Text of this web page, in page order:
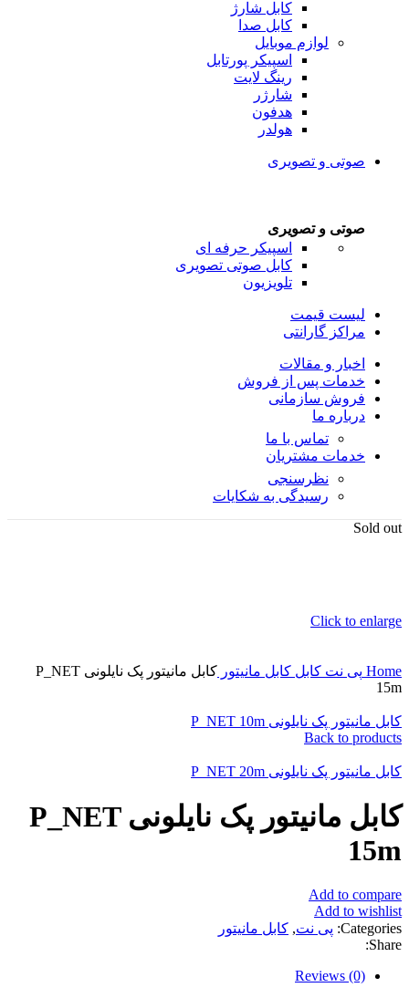
کابل شارژ
کابل صدا
لوازم موبایل
اسپیکر پورتابل
رینگ لایت
شارژر
هدفون
هولدر
صوتی و تصویری
صوتی و تصویری
اسپیکر حرفه ای
کابل صوتی تصویری
تلویزیون
لیست قیمت
مراکز گارانتی
اخبار و مقالات
خدمات پس از فروش
فروش سازمانی
درباره ما
تماس با ما
خدمات مشتریان
نظرسنجی
رسیدگی به شکایات
Sold out
Click to enlarge
Home پی نت کابل کابل مانیتور
کابل مانیتور پک نایلونی P_NET
15m
کابل مانیتور پک نایلونی P_NET 10m
Back to products
کابل مانیتور پک نایلونی P_NET 20m
کابل مانیتور پک نایلونی P_NET
15m
Add to compare
Add to wishlist
Categories: پی نت, کابل مانیتور
Share:
Reviews (0)